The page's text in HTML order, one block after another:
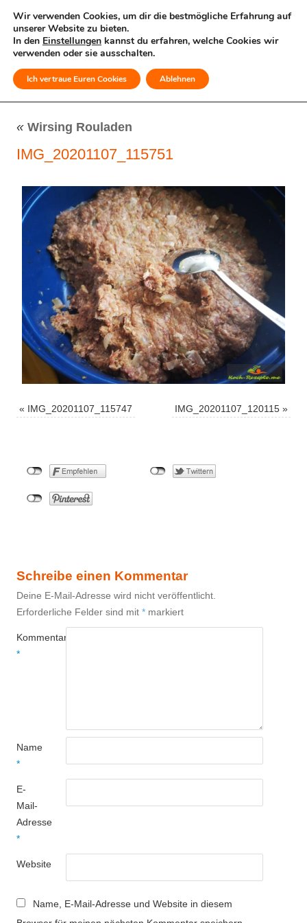
MENÜ
« Wirsing Rouladen
IMG_20201107_115751
« IMG_20201107_115747 IMG_20201107_120115 »
Schreibe einen Kommentar
Deine E-Mail-Adresse wird nicht veröffentlicht.
Erforderliche Felder sind mit * markiert
Kommentar
*
Name
*
E-
Mail-
Adresse
*
Website
Name, E-Mail-Adresse und Website in diesem
Wir verwenden Cookies, um dir die bestmögliche Erfahrung auf
unserer Website zu bieten.
In den Einstellungen kannst du erfahren, welche Cookies wir
verwenden oder sie ausschalten.
Ich vertraue Euren Cookies Ablehnen